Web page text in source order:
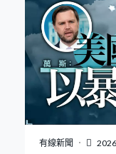
弱，同時預料另
氣象廳警告，
眾小心山泥傾瀉
有線新聞